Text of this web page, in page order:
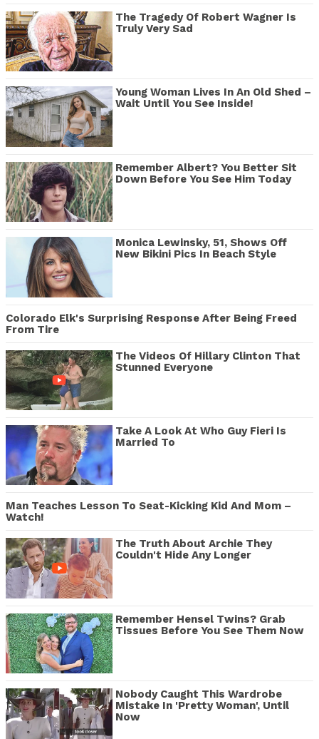
The Tragedy Of Robert Wagner Is
Truly Very Sad
Young Woman Lives In An Old Shed –
Wait Until You See Inside!
Remember Albert? You Better Sit
Down Before You See Him Today
Monica Lewinsky, 51, Shows Off
New Bikini Pics In Beach Style
Colorado Elk's Surprising Response After Being Freed
From Tire
The Videos Of Hillary Clinton That
Stunned Everyone
Take A Look At Who Guy Fieri Is
Married To
Man Teaches Lesson To Seat-Kicking Kid And Mom –
Watch!
The Truth About Archie They
Couldn't Hide Any Longer
Remember Hensel Twins? Grab
Tissues Before You See Them Now
Nobody Caught This Wardrobe
Mistake In 'Pretty Woman', Until
Now